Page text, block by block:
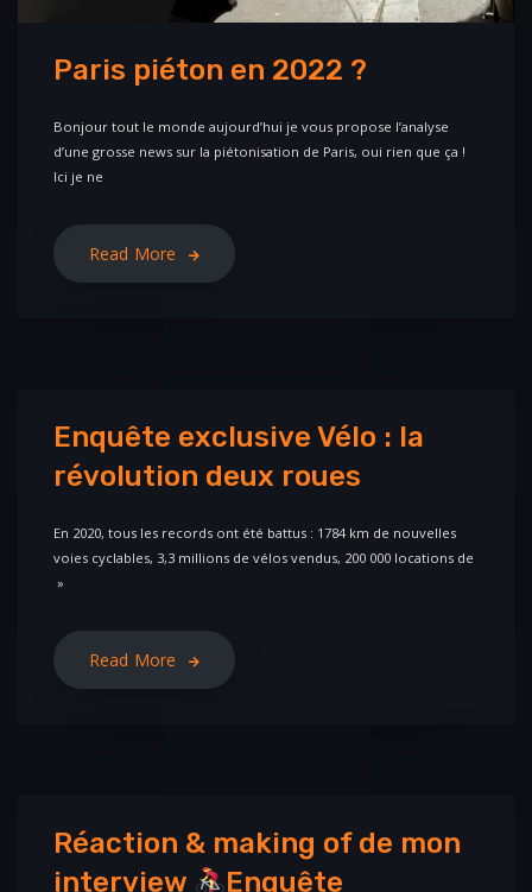
Paris piéton en 2022 ?
Bonjour tout le monde aujourd’hui je vous propose l’analyse
d’une grosse news sur la piétonisation de Paris, oui rien que ça !
Ici je ne
Read More
Enquête exclusive Vélo : la
révolution deux roues
En 2020, tous les records ont été battus : 1784 km de nouvelles
voies cyclables, 3,3 millions de vélos vendus, 200 000 locations de
»
Read More
Réaction & making of de mon
interview
Enquête